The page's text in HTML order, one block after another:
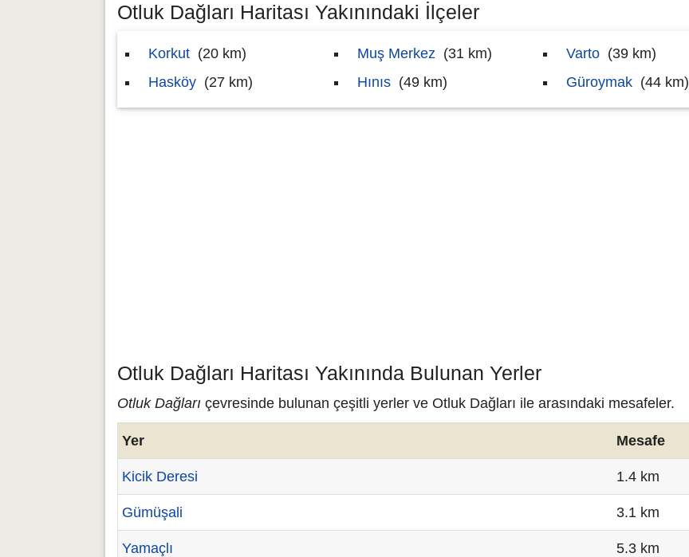
Otluk Dağları Haritası Yakınındaki İlçeler
Korkut (20 km)
Hasköy (27 km)
Muş Merkez (31 km)
Hınıs (49 km)
Varto (39 km)
Güroymak (44 km)
Otluk Dağları Haritası Yakınında Bulunan Yerler
Otluk Dağları çevresinde bulunan çeşitli yerler ve Otluk Dağları ile arasındaki mesafeler.
Yer Mesafe
Kicik Deresi 1.4 km
Gümüşali 3.1 km
Yamaçlı 5.3 km